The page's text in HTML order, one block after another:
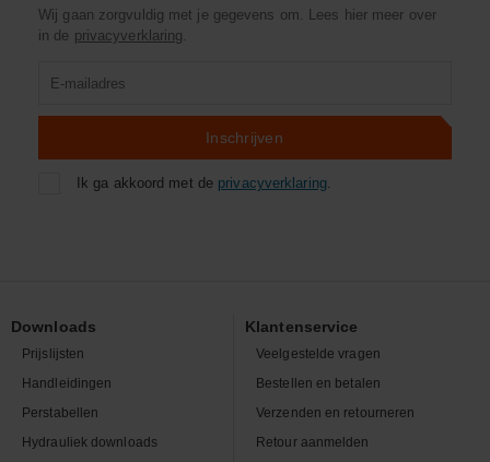
Wij gaan zorgvuldig met je gegevens om. Lees hier meer over
in de privacyverklaring.
Inschrijven
Ik ga akkoord met de privacyverklaring.
Downloads
Prijslijsten
Handleidingen
Perstabellen
Hydrauliek downloads
Klantenservice
Veelgestelde vragen
Bestellen en betalen
Verzenden en retourneren
Retour aanmelden